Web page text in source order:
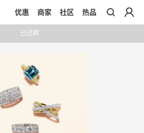
优惠 商家 社区 热品
已过期